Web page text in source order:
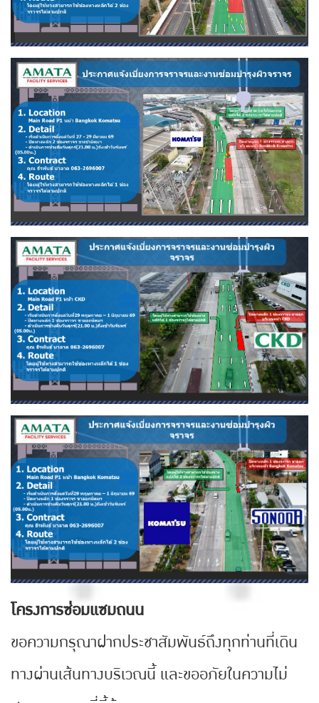
โครงการซ่อมแซมถนน
ขอความกรุณาฝากประชาสัมพันธ์ถึงทุกท่านที่เดิน
ทางผ่านเส้นทางบริเวณนี้ และขออภัยในความไม่